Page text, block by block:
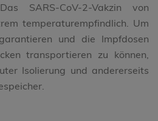
SARS-CoV-2-Vakzin von
temperaturempfindlich. Um
und die Impfdosen
transportieren zu können,
Isolierung und andererseits